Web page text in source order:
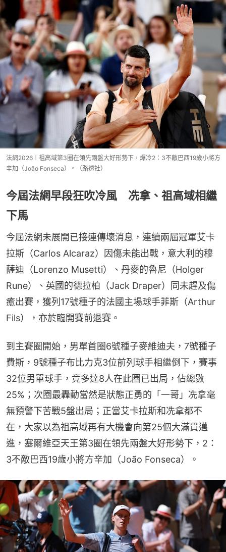
法網2026︱祖高域第3圈在領先兩盤大好形勢下，爆冷2：3不敵巴西19歲小將方
辛加（João Fonseca）。（路透社）
今屆法網早段狂吹冷風 冼拿、祖高域相繼
下馬
今屆法網未展開已接連傳壞消息，連續兩屆冠軍艾卡
拉斯（Carlos Alcaraz）因傷未能出戰，意大利的穆
薩迪（Lorenzo Musetti）、丹麥的魯尼（Holger
Rune）、英國的德拉柏（Jack Draper）同未趕及傷
癒出賽，獲列17號種子的法國主場球手菲斯（Arthur
Fils），亦於臨開賽前退賽。
到主賽圈開始，男單首圈6號種子麥維迪夫，7號種子
費斯，9號種子布比力克3位前列球手相繼倒下，賽事
32位男單球手，竟多達8人在此圈已出局，佔總數
25%；次圈最轟動當然是狀態正勇的「一哥」冼拿毫
無預警下苦戰5盤出局；正當艾卡拉斯和冼拿都不
在，大家以為祖高域再有大機會向第25個大滿貫邁
進，塞爾維亞天王第3圈在領先兩盤大好形勢下，2：
3不敵巴西19歲小將方辛加（João Fonseca）。